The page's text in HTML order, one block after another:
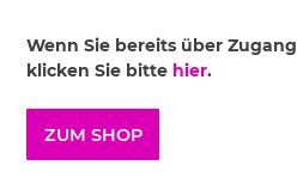
Wenn Sie bereits über
klicken Sie bitte hier.
ZUM SHOP